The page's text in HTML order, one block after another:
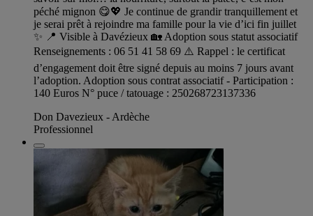
péché mignon 😋💖 Je continue de grandir tranquillement et
je serai prêt à rejoindre ma famille pour la vie d’ici fin juillet
✨ 📍 Visible à Davézieux 🏡 Adoption sous statut associatif
Renseignements : 06 51 41 58 69 ⚠️ Rappel : le certificat
d’engagement doit être signé depuis au moins 7 jours avant
l’adoption. Adoption sous contrat associatif - Participation :
140 Euros N° puce / tatouage : 250268723137336
Don Davezieux - Ardèche
Professionnel